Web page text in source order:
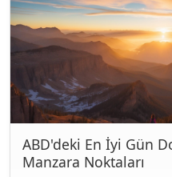
ABD'deki En İyi Gün
Manzara Noktaları